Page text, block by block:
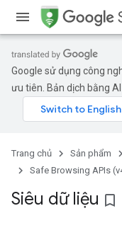
Google sử dụng công
ưu tiên. Bản dịch bằng AI
Trang chủ Sản phẩm
Safe Browsing APIs
Siêu dữ liệu bookmark_border